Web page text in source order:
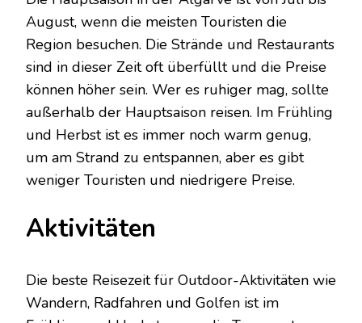
August, wenn die meisten Touristen die
Region besuchen. Die Strände und Restaurants
sind in dieser Zeit oft überfüllt und die Preise
können höher sein. Wer es ruhiger mag, sollte
außerhalb der Hauptsaison reisen. Im Frühling
und Herbst ist es immer noch warm genug,
um am Strand zu entspannen, aber es gibt
weniger Touristen und niedrigere Preise.
Aktivitäten
Die beste Reisezeit für Outdoor-Aktivitäten wie
Wandern, Radfahren und Golfen ist im